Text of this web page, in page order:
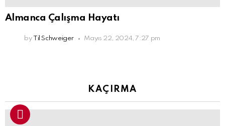
Almanca Çalışma Hayatı
by Til Schweiger Mayıs 22, 2024, 7:27 pm
KAÇIRMA